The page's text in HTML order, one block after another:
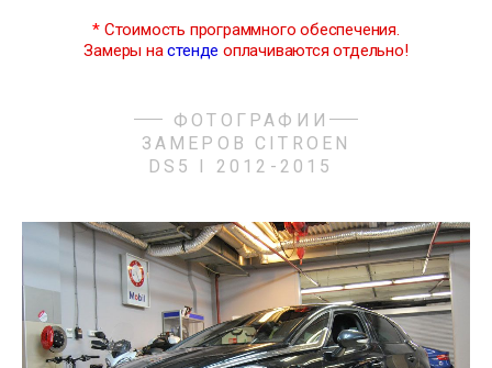
* Стоимость программного обеспечения.
Замеры настенде оплачиваются отдельно!
ФОТОГРАФИИ
ЗАМЕРОВ CITROEN
DS5 I 2012-2015